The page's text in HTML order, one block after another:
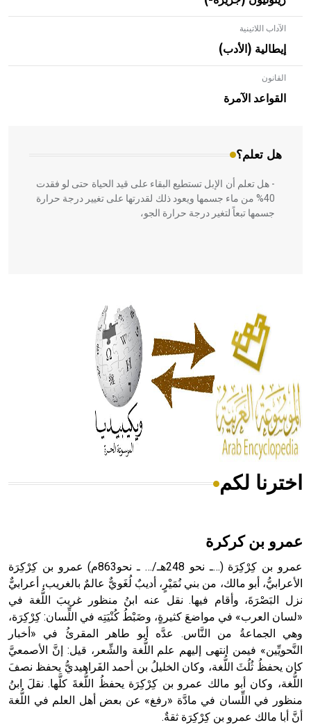
الآداب اللاتينية
إيطالية (الأدب)
القانون
القواعد الآمرة
هل تعلم؟
- هل تعلم أن الأبلق نوع من الفنون الهندسية التي ارتبطت
بالعمارة الإسلامية في بلاد الشام ومصر خاصة، حيث يحرص
المعمار على بناء مداميكه وخاصة في الواجهات
- هل تعلم أن الإبل تستطيع البقاء على قيد الحياة حتى لو فقدت
40% من ماء جسمها ويعود ذلك لقدرتها على تغيير درجة حرارة
جسمها تبعاً لتغير درجة حرارة الجو،
الحكم، الأدلة، تنظيم التغذية، ورسالته في جروح الرأس. ويعود
له الفضل بأنه حرر الطب من الدين والفلسفة.
- هل تعلم أن المرجان إفراز حيواني يتكون في البحر ويتركب
من مادة كربونات الكلسيوم، وهو أحمر أو شديد الحمرة وهو
أجود أنواعه، ويمتاز بكبر الحجم ويسمى الش
هل تعلم أن الأبسيد كلمة فرنسية اللفظ تم اعتمادها مصطلحاً
- هل تعلم أن أبجر Abgar اسم معروف جيداً يعود إلى عدد من
الملوك الذين حكموا مدينة إديسا (الرها) من أبجر الأول وحتى
التاسع، وهم ينتسبون إلى أسرة أوسروين
- هل تعلم أن الأبجدية الكنعانية تتألف من /22/ علامة كتابية
sign تكتب منفصلة غير متصلة، وتعتمد المبدأ الأكوروفوني،
اخترنا لكم
عمرو بن كركرة
عمرو بن كِرْكِرَة (…ـ نحو 248هـ/… ـ نحو863م) عمرو بن كِرْكِرَة
الأعرابيُّ، أبو مالك، من بني نُمَيْرٍ، أديبٌ لُغَويٌّ عالمٌ بالغريب، أعرابيٌّ
نزل البَصْرَةَ، وأقام فيها. نقل عنه ابنُ منظور غريبَ اللُّغة في
«لسان العرب» في مواضعَ كثيرةٍ، وضَبْطُ كُنْيَتِه في اللِّسان: كِرْكِرَة،
وهي الجماعةُ من النَّاس. عدَّه أبو طاهر المقرئُ في «أخبار
النَّحويِّين» فيمن انتهى إليهم علم اللُّغة والشِّعر، قيل: إنَّ الأصمعيَّ
كان يحفظُ ثُلُثَ اللُّغة، وكان الخليلُ بن أحمد الفَراهيديُّ يحفظ نصفَ
اللُّغة، وكان أبو مالك عمرو بن كِرْكِرَة يحفظُ اللُّغةَ كلَّها. نقلَ ابنُ
منظور في اللِّسان في مادَّة «رفغ» عن بعض أهل العلم في اللُّغة
أنَّ أبا مالك عمرو بن كِرْكِرَة ثقةٌ.